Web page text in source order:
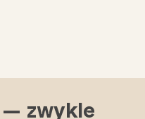
— zwykle